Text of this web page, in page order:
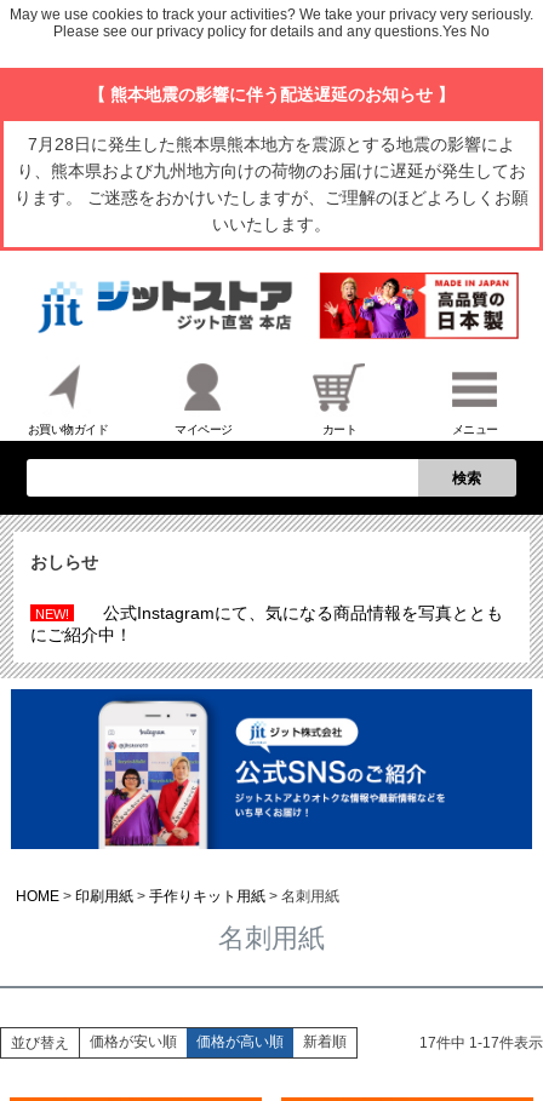
【 熊本地震の影響に伴う配送遅延のお知らせ 】
7月28日に発生した熊本県熊本地方を震源とする地震の影響によ
り、熊本県および九州地方向けの荷物のお届けに遅延が発生してお
ります。 ご迷惑をおかけいたしますが、ご理解のほどよろしくお願
いいたします。
お買い物ガイド マイページ カート メニュー
検索
おしらせ
NEW!
公式Instagramにて、気になる商品情報を写真ととも
にご紹介中！
HOME 印刷用紙 手作りキット用紙 名刺用紙
名刺用紙
並び替え 価格が安い順 価格が高い順 新着順 17件中 1-17件表示
May we use cookies to track your activities? We take your privacy very seriously.
Please see our privacy policy for details and any questions.Yes No